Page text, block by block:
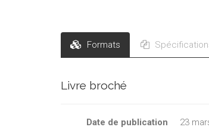
Formats
Livre broché
Date de publication
23